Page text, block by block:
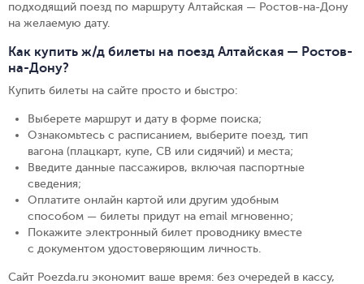
подходящий поезд по маршруту Алтайская — Ростов-на-Дону
на желаемую дату.
Как купить ж/д билеты на поезд Алтайская — Ростов-
на-Дону?
Купить билеты на сайте просто и быстро:
Выберете маршрут и дату в форме поиска;
Ознакомьтесь с расписанием, выберите поезд, тип
вагона (плацкарт, купе, СВ или сидячий) и места;
Введите данные пассажиров, включая паспортные
сведения;
Оплатите онлайн картой или другим удобным
способом — билеты придут на email мгновенно;
Покажите электронный билет проводнику вместе
с документом удостоверяющим личность.
Сайт Poezda.ru экономит ваше время: без очередей в кассу,